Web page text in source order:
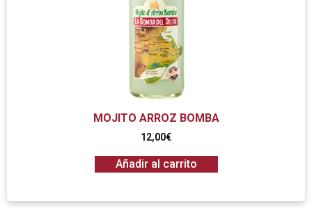
MOJITO ARROZ BOMBA
12,00€
Añadir al carrito